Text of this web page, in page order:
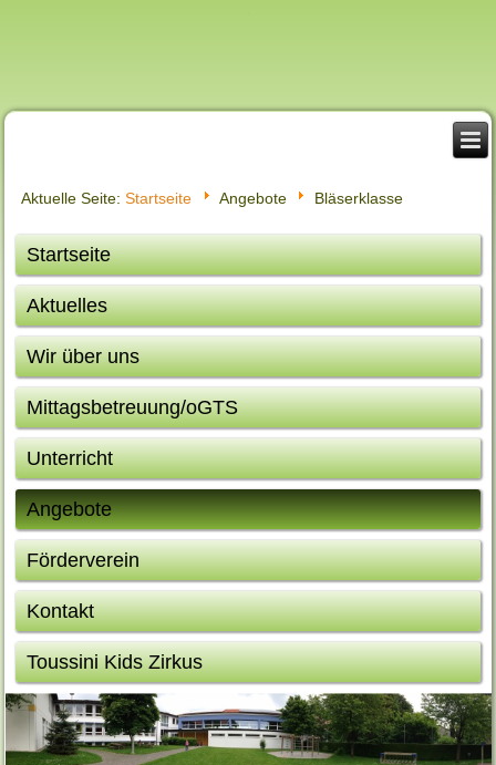
Aktuelle Seite:Startseite Angebote Bläserklasse
Startseite
Aktuelles
Wir über uns
Mittagsbetreuung/oGTS
Unterricht
Angebote
Förderverein
Kontakt
Toussini Kids Zirkus